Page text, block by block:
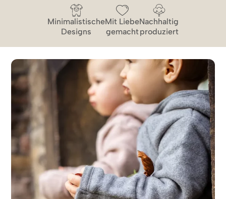
Minimalistische
Designs
Mit Liebe
gemacht
Nachhaltig
produziert